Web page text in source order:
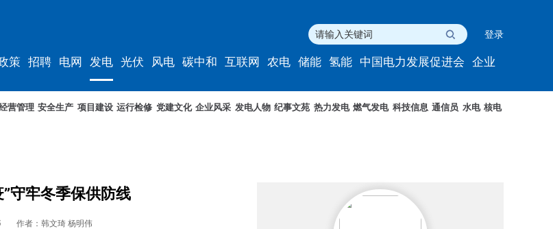
登录
策 招聘 电网 发电 光伏 风电 碳中和 互联网 农电 储能 氢能 中国电力发展促进会 企业
营管理 安全生产 项目建设 运行检修 党建文化 企业风采 发电人物 纪事文苑 热力发电 燃气发电 科技信息 通信员 水电 核电
守牢冬季保供防线
作者：韩文琦 杨明伟